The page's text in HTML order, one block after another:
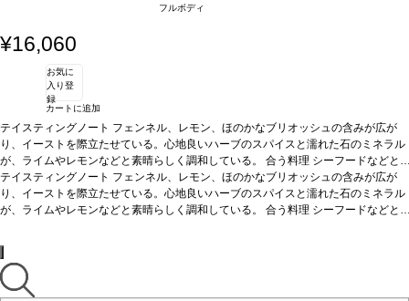
フルボディ
¥16,060
お気に
入り登
録
カートに追加
テイスティングノート フェンネル、レモン、ほのかなブリオッシュの含みが広が
り、イーストを際立たせている。心地良いハーブのスパイスと濡れた石のミネラル
が、ライムやレモンなどと素晴らしく調和している。 合う料理 シーフードなどと
好相性。葡萄品種リースリング 80%、ピノ・ブラン 20%
テイスティングノート フェンネル、レモン、ほのかなブリオッシュの含みが広が
り、イーストを際立たせている。心地良いハーブのスパイスと濡れた石のミネラル
が、ライムやレモンなどと素晴らしく調和している。 合う料理 シーフードなどと